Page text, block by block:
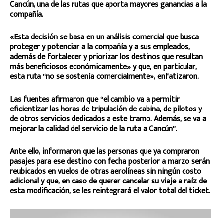
Cancún, una de las rutas que aporta mayores ganancias a la
compañía.
«Esta decisión se basa en un análisis comercial que busca
proteger y potenciar a la compañía y a sus empleados,
además de fortalecer y priorizar los destinos que resultan
más beneficiosos económicamente» y que, en particular,
esta ruta “no se sostenía comercialmente», enfatizaron.
Las fuentes afirmaron que “el cambio va a permitir
eficientizar las horas de tripulación de cabina, de pilotos y
de otros servicios dedicados a este tramo. Además, se va a
mejorar la calidad del servicio de la ruta a Cancún”.
Ante ello, informaron que las personas que ya compraron
pasajes para ese destino con fecha posterior a marzo serán
reubicados en vuelos de otras aerolíneas sin ningún costo
adicional y que, en caso de querer cancelar su viaje a raíz de
esta modificación, se les reintegrará el valor total del ticket.